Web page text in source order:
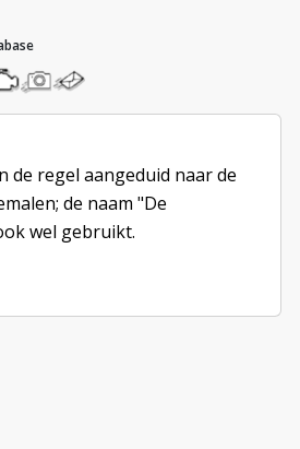
stuur
een
foto
stuur
een
bericht
de regel aangeduid naar de
de naam "De
wel gebruikt.